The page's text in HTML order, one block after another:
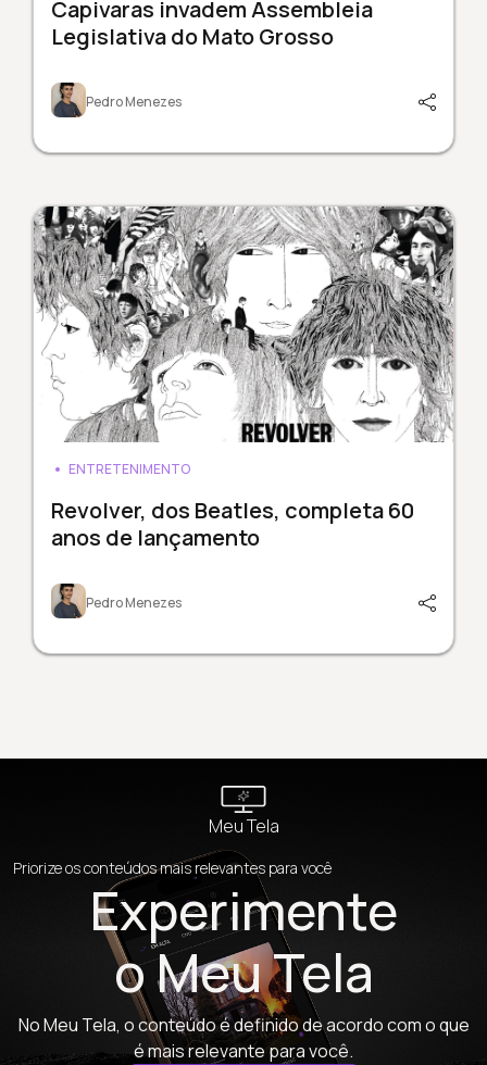
Capivaras invadem Assembleia
Legislativa do Mato Grosso
Pedro Menezes
ENTRETENIMENTO
Revolver, dos Beatles, completa 60
anos de lançamento
Pedro Menezes
Meu Tela
Priorize os conteúdos mais relevantes para você
Experimente
o Meu Tela
No Meu Tela, o conteúdo é definido de acordo com o que
é mais relevante para você.